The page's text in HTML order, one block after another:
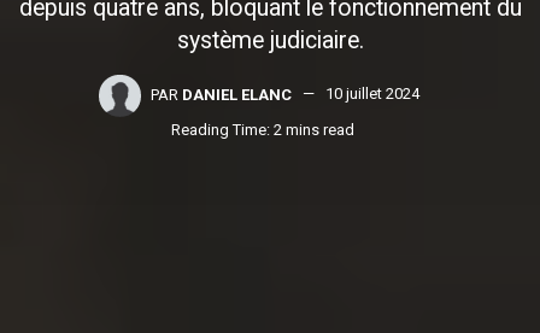
depuis quatre ans, bloquant le fonctionnement du
système judiciaire.
PAR DANIEL ELANC
10 juillet 2024
Reading Time: 2 mins read